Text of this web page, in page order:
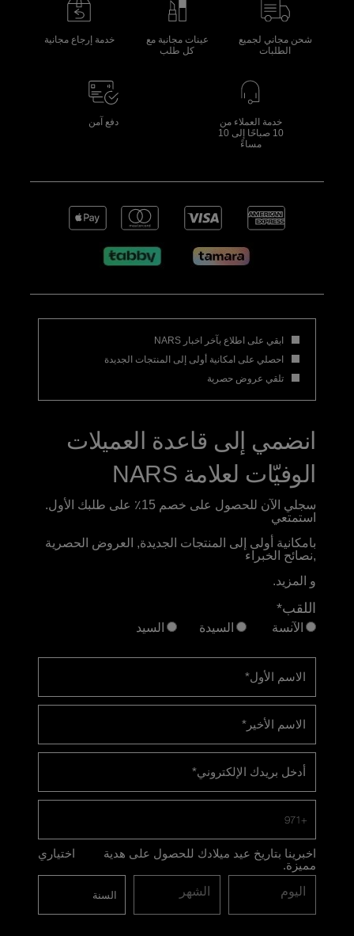
شحن مجاني لجميع
الطلبات
عينات مجانية مع
كل طلب
خدمة إرجاع مجانية
خدمة العملاء من
10 صباحًا إلى 10
مساءً
دفع آمن
ابقي على اطلاع بآخر اخبار NARS
احصلي على امكانية أولى إلى المنتجات الجديدة
تلقي عروض حصرية
انضمي إلى قاعدة العميلات
الوفيّات لعلامة NARS
سجلي الآن للحصول على خصم 15٪ على طلبك الأول.
استمتعي
بامكانية أولى إلى المنتجات الجديدة, العروض الحصرية
,نصائح الخبراء
و المزيد.
اللقب*
الآنسة السيدة السيد
الاسم الأول*
الاسم الأخير *
أدخل بريدك الإلكتروني*
+971
اخبرينا بتاريخ عيد ميلادك للحصول على هدية
مميزة.
اختياري
اليوم الشهر